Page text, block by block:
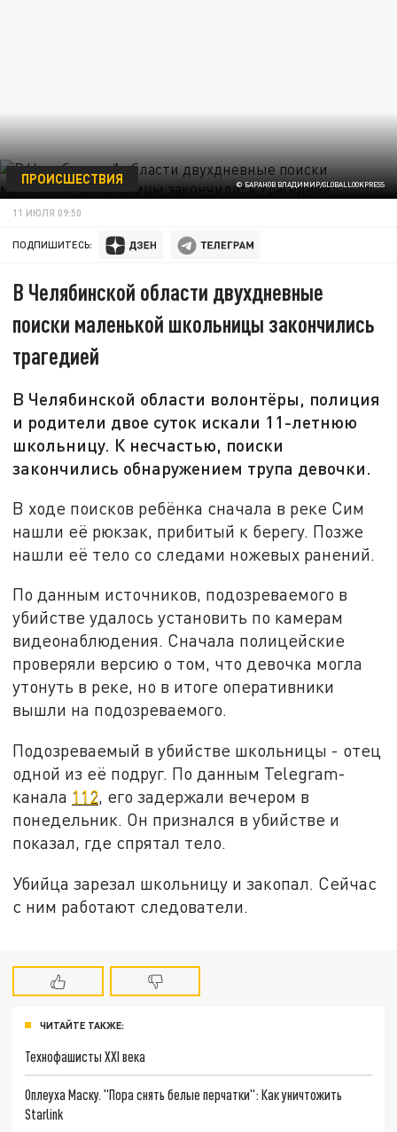
© БАРАНОВ ВЛАДИМИР/GLOBALLOOKPRESS
ПРОИСШЕСТВИЯ
11 ИЮЛЯ 09:50
ПОДПИШИТЕСЬ:
В Челябинской области двухдневные
поиски маленькой школьницы закончились
трагедией
В Челябинской области волонтёры, полиция
и родители двое суток искали 11-летнюю
школьницу. К несчастью, поиски
закончились обнаружением трупа девочки.
В ходе поисков ребёнка сначала в реке Сим
нашли её рюкзак, прибитый к берегу. Позже
нашли её тело со следами ножевых ранений.
По данным источников, подозреваемого в
убийстве удалось установить по камерам
видеонаблюдения. Сначала полицейские
проверяли версию о том, что девочка могла
утонуть в реке, но в итоге оперативники
вышли на подозреваемого.
Подозреваемый в убийстве школьницы - отец
одной из её подруг. По данным Telegram-
канала 112, его задержали вечером в
понедельник. Он признался в убийстве и
показал, где спрятал тело.
Убийца зарезал школьницу и закопал. Сейчас
с ним работают следователи.
ЧИТАЙТЕ ТАКЖЕ:
Технофашисты XXI века
Оплеуха Маску. "Пора снять белые перчатки": Как уничтожить
Starlink